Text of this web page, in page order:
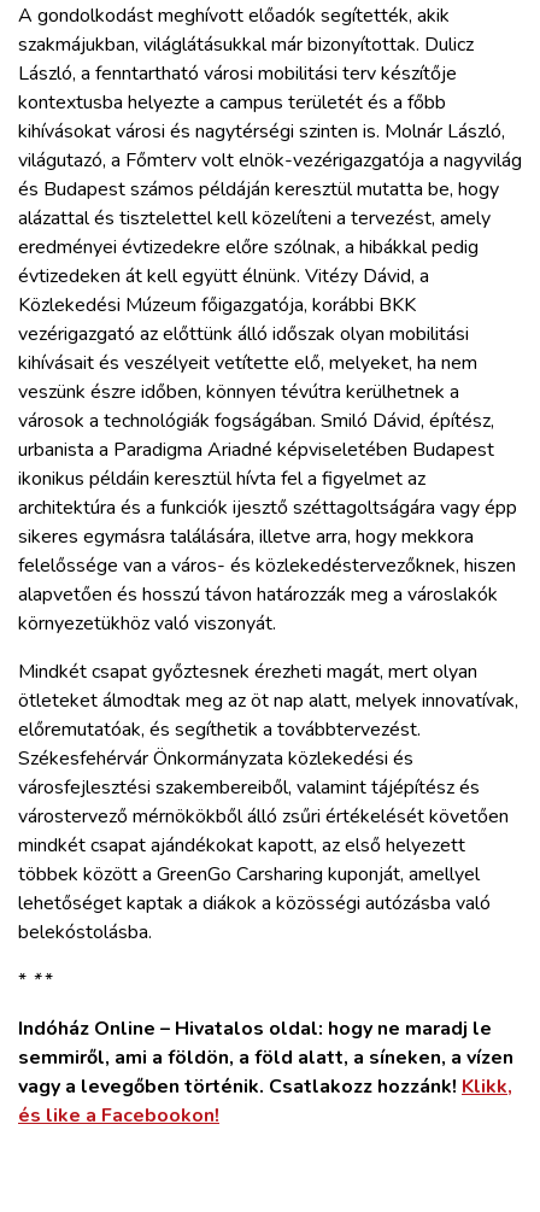
A gondolkodást meghívott előadók segítették, akik
szakmájukban, világlátásukkal már bizonyítottak. Dulicz
László, a fenntartható városi mobilitási terv készítője
kontextusba helyezte a campus területét és a főbb
kihívásokat városi és nagytérségi szinten is. Molnár László,
világutazó, a Főmterv volt elnök-vezérigazgatója a nagyvilág
és Budapest számos példáján keresztül mutatta be, hogy
alázattal és tisztelettel kell közelíteni a tervezést, amely
eredményei évtizedekre előre szólnak, a hibákkal pedig
évtizedeken át kell együtt élnünk. Vitézy Dávid, a
Közlekedési Múzeum főigazgatója, korábbi BKK
vezérigazgató az előttünk álló időszak olyan mobilitási
kihívásait és veszélyeit vetítette elő, melyeket, ha nem
veszünk észre időben, könnyen tévútra kerülhetnek a
városok a technológiák fogságában. Smiló Dávid, építész,
urbanista a Paradigma Ariadné képviseletében Budapest
ikonikus példáin keresztül hívta fel a figyelmet az
architektúra és a funkciók ijesztő széttagoltságára vagy épp
sikeres egymásra találására, illetve arra, hogy mekkora
felelőssége van a város- és közlekedéstervezőknek, hiszen
alapvetően és hosszú távon határozzák meg a városlakók
környezetükhöz való viszonyát.
Mindkét csapat győztesnek érezheti magát, mert olyan
ötleteket álmodtak meg az öt nap alatt, melyek innovatívak,
előremutatóak, és segíthetik a továbbtervezést.
Székesfehérvár Önkormányzata közlekedési és
városfejlesztési szakembereiből, valamint tájépítész és
várostervező mérnökökből álló zsűri értékelését követően
mindkét csapat ajándékokat kapott, az első helyezett
többek között a GreenGo Carsharing kuponját, amellyel
lehetőséget kaptak a diákok a közösségi autózásba való
belekóstolásba.
* **
Indóház Online – Hivatalos oldal: hogy ne maradj le
semmiről, ami a földön, a föld alatt, a síneken, a vízen
vagy a levegőben történik. Csatlakozz hozzánk! Klikk,
és like a Facebookon!